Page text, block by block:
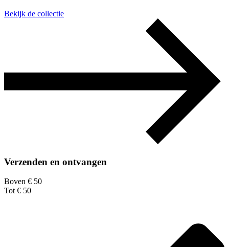
Bekijk de collectie
Verzenden en ontvangen
Boven € 50
Tot € 50